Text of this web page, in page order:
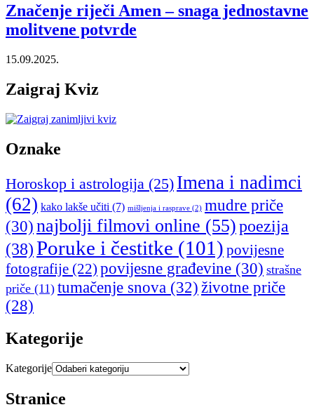
Značenje riječi Amen – snaga jednostavne
molitvene potvrde
15.09.2025.
Zaigraj Kviz
Oznake
Horoskop i astrologija (25) Imena i nadimci
(62) kako lakše učiti (7) mišljenja i rasprave (2) mudre priče
(30) najbolji filmovi online (55)poezija
(38)Poruke i čestitke (101) povijesne
fotografije (22) povijesne građevine (30) strašne
priče (11) tumačenje snova (32) životne priče
(28)
Kategorije
Kategorije
Stranice